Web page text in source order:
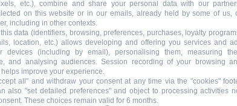
Gamelle
etc.), combine and share your personal data with our
on this website or in our emails, already held by some of us,
including in other contexts.
data (identifiers, browsing, preferences, purchases, loyalty
location, etc.) allows developing and offering you services and
devices (including by email), personalising them, measuring
and analysing audiences. Session recording of your browsing
improve your experience.
all" and withdraw your consent at any time via the "cookies"
also "set detailed preferences" and object to processing activities
These choices remain valid for 6 months.